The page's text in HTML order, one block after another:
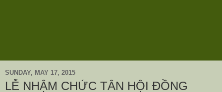
SUNDAY, MAY 17, 2015
LỄ NHẬM CHỨC TÂN HỘI ĐỒNG